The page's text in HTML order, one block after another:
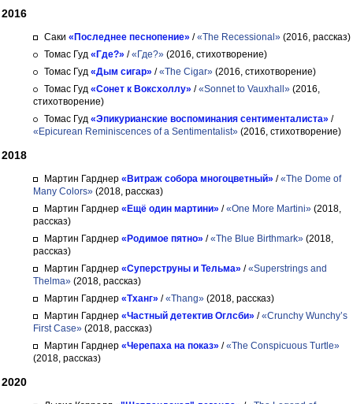
2016
Саки «Последнее песнопение» /«The Recessional» (2016, рассказ)
Томас Гуд «Где?» /«Где?» (2016, стихотворение)
Томас Гуд «Дым сигар» /«The Cigar» (2016, стихотворение)
Томас Гуд «Сонет к Воксхоллу» /«Sonnet to Vauxhall» (2016,
стихотворение)
Томас Гуд «Эпикурианские воспоминания сентименталиста» /
«Epicurean Reminiscences of a Sentimentalist» (2016, стихотворение)
2018
Мартин Гарднер «Витраж собора многоцветный» /«The Dome of
Many Colors» (2018, рассказ)
Мартин Гарднер «Ещё один мартини» /«One More Martini» (2018,
рассказ)
Мартин Гарднер «Родимое пятно» /«The Blue Birthmark» (2018,
рассказ)
Мартин Гарднер «Суперструны и Тельма» /«Superstrings and
Thelma» (2018, рассказ)
Мартин Гарднер «Тханг» /«Thang» (2018, рассказ)
Мартин Гарднер «Частный детектив Оглсби» /«Crunchy Wunchy’s
First Case» (2018, рассказ)
Мартин Гарднер «Черепаха на показ» /«The Conspicuous Turtle»
(2018, рассказ)
2020